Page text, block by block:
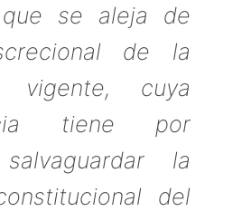
se aleja de
de la
vigente, cuya
tiene por
la
del